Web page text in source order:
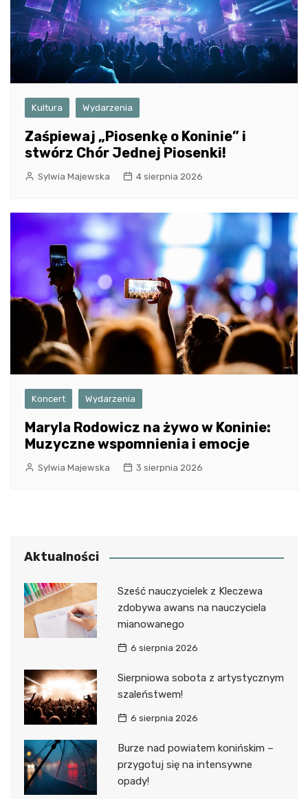
Kultura Wydarzenia
Zaśpiewaj „Piosenkę o Koninie” i
stwórz Chór Jednej Piosenki!
Sylwia Majewska 4 sierpnia 2026
Koncert Wydarzenia
Maryla Rodowicz na żywo w Koninie:
Muzyczne wspomnienia i emocje
Sylwia Majewska 3 sierpnia 2026
Aktualności
Sześć nauczycielek z Kleczewa
zdobywa awans na nauczyciela
mianowanego
6 sierpnia 2026
Sierpniowa sobota z artystycznym
szaleństwem!
6 sierpnia 2026
Burze nad powiatem konińskim –
przygotuj się na intensywne
opady!